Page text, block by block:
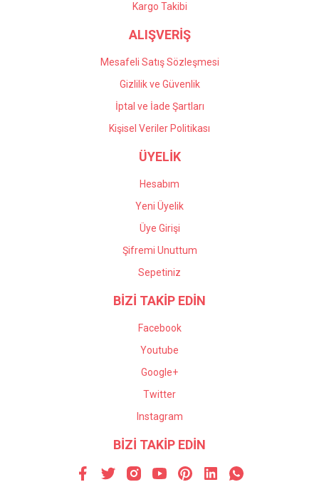
Kargo Takibi
ALIŞVERİŞ
Mesafeli Satış Sözleşmesi
Gizlilik ve Güvenlik
İptal ve İade Şartları
Kişisel Veriler Politikası
ÜYELİK
Hesabım
Yeni Üyelik
Üye Girişi
Şifremi Unuttum
Sepetiniz
BİZİ TAKİP EDİN
Facebook
Youtube
Google+
Twitter
Instagram
BİZİ TAKİP EDİN